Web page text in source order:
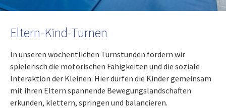
Eltern-Kind-Turnen
In unseren wöchentlichen Turnstunden fördern wir
spielerisch die motorischen Fähigkeiten und die soziale
Interaktion der Kleinen. Hier dürfen die Kinder gemeinsam
mit ihren Eltern spannende Bewegungslandschaften
erkunden, klettern, springen und balancieren.